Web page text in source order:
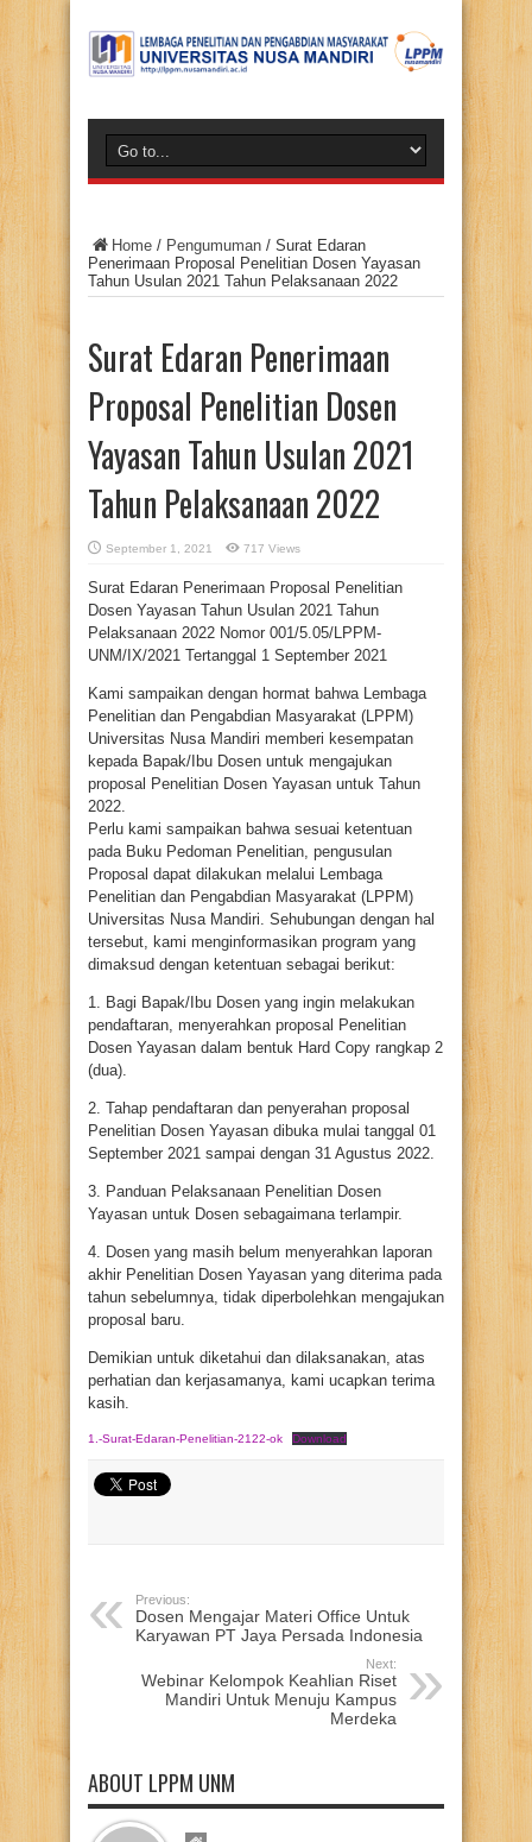
Home / Pengumuman / Surat Edaran
Penerimaan Proposal Penelitian Dosen Yayasan
Tahun Usulan 2021 Tahun Pelaksanaan 2022
Surat Edaran Penerimaan
Proposal Penelitian Dosen
Yayasan Tahun Usulan 2021
Tahun Pelaksanaan 2022
September 1, 2021 717 Views
Surat Edaran Penerimaan Proposal Penelitian
Dosen Yayasan Tahun Usulan 2021 Tahun
Pelaksanaan 2022 Nomor 001/5.05/LPPM-
UNM/IX/2021 Tertanggal 1 September 2021
Kami sampaikan dengan hormat bahwa Lembaga
Penelitian dan Pengabdian Masyarakat (LPPM)
Universitas Nusa Mandiri memberi kesempatan
kepada Bapak/Ibu Dosen untuk mengajukan
proposal Penelitian Dosen Yayasan untuk Tahun
2022.
Perlu kami sampaikan bahwa sesuai ketentuan
pada Buku Pedoman Penelitian, pengusulan
Proposal dapat dilakukan melalui Lembaga
Penelitian dan Pengabdian Masyarakat (LPPM)
Universitas Nusa Mandiri. Sehubungan dengan hal
tersebut, kami menginformasikan program yang
dimaksud dengan ketentuan sebagai berikut:
1. Bagi Bapak/Ibu Dosen yang ingin melakukan
pendaftaran, menyerahkan proposal Penelitian
Dosen Yayasan dalam bentuk Hard Copy rangkap 2
(dua).
2. Tahap pendaftaran dan penyerahan proposal
Penelitian Dosen Yayasan dibuka mulai tanggal 01
September 2021 sampai dengan 31 Agustus 2022.
3. Panduan Pelaksanaan Penelitian Dosen
Yayasan untuk Dosen sebagaimana terlampir.
4. Dosen yang masih belum menyerahkan laporan
akhir Penelitian Dosen Yayasan yang diterima pada
tahun sebelumnya, tidak diperbolehkan mengajukan
proposal baru.
Demikian untuk diketahui dan dilaksanakan, atas
perhatian dan kerjasamanya, kami ucapkan terima
kasih.
1.-Surat-Edaran-Penelitian-2122-ok Download
Previous:
Dosen Mengajar Materi Office Untuk
Karyawan PT Jaya Persada Indonesia
Next:
Webinar Kelompok Keahlian Riset
Mandiri Untuk Menuju Kampus
Merdeka
ABOUT LPPM UNM